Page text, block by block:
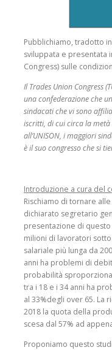
Pubblichiamo, tradotto
sviluppata e presentata
Congress) sulle
Il Trades Union Congress
una confederazione che
sindacati che vi sono
iscritti, di cui circa la metà
all’UNISON, i maggiori
è il suo congresso che si
Introduzione a cura del
Rischiamo di tornare
dichiarato segretario
presentazione di
milioni di lavoratori
salariale più lunga da
anni ha problemi di
probabilità
tra i 18 e i 34 anni ha
al 33%degli over 65. La
2018 la quota della
scesa dal 57% ad
Proponiamo questo